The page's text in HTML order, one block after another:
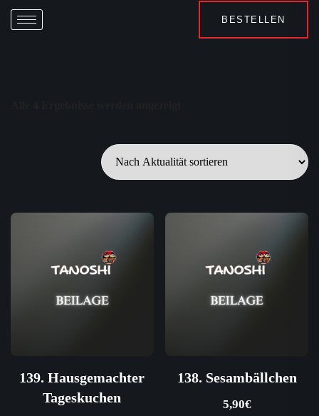
BESTELLEN
139. Hausgemachter
Tageskuchen
138. Sesambällchen
5,90€